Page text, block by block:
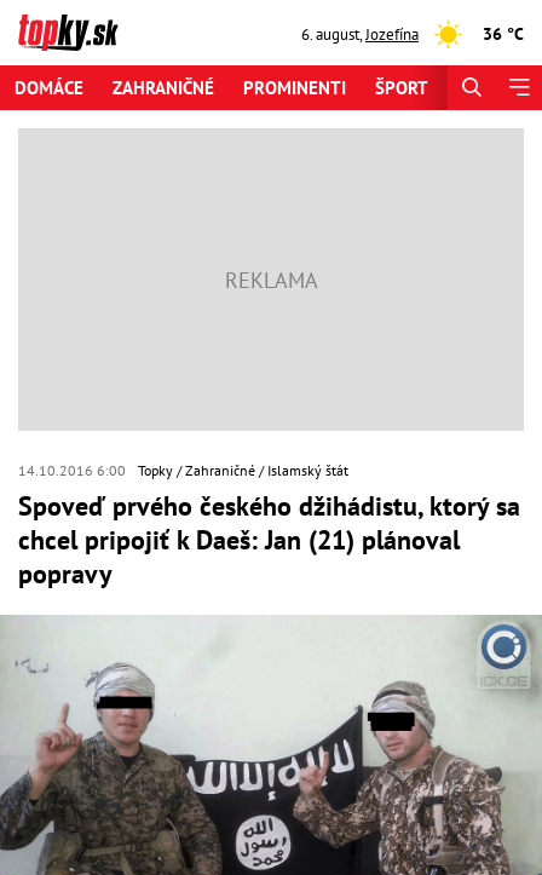
6. august,Jozefína 36 °C
DOMÁCE ZAHRANIČNÉ PROMINENTI ŠPORT
14.10.2016 6:00 Topky Zahraničné Islamský štát
Spoveď prvého českého džihádistu, ktorý sa
chcel pripojiť k Daeš: Jan (21) plánoval
popravy